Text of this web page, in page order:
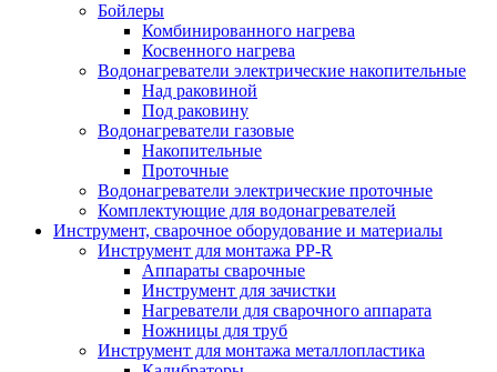
Бойлеры
Комбинированного нагрева
Косвенного нагрева
Водонагреватели электрические накопительные
Над раковиной
Под раковину
Водонагреватели газовые
Накопительные
Проточные
Водонагреватели электрические проточные
Комплектующие для водонагревателей
Инструмент, сварочное оборудование и материалы
Инструмент для монтажа PP-R
Аппараты сварочные
Инструмент для зачистки
Нагреватели для сварочного аппарата
Ножницы для труб
Инструмент для монтажа металлопластика